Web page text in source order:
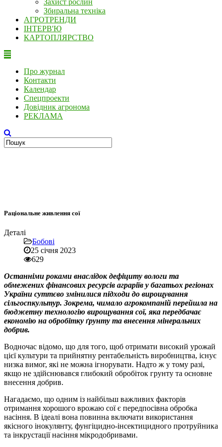
Захист рослин
Збиральна техніка
АГРОТРЕНДИ
ІНТЕРВ'Ю
КАРТОПЛЯРСТВО
Про журнал
Контакти
Календар
Спецпроекти
Довідник агронома
РЕКЛАМА
Раціональне живлення сої
Деталі
Бобові
25 січня 2023
629
Останніми роками внаслідок дефіциту вологи та
обмежених фінансових ресурсів аграріїв у багатьох регіонах
України суттєво змінилися підходи до вирощування
сільгоспкультур. Зокрема, чимало агрокомпаній перейшла на
бюджетну технологію вирощування сої, яка передбачає
економію на обробітку ґрунту та внесення мінеральних
добрив.
Водночас відомо, що для того, щоб отримати високий урожай
цієї культури та прийнятну рентабельність виробництва, існує
низка вимог, які не можна ігнорувати. Надто ж у тому разі,
якщо не здійснювався глибокий обробіток грунту та основне
внесення добрив.
Нагадаємо, що одним із найбільш важливих факторів
отримання хорошого врожаю сої є передпосівна обробка
насіння. В ідеалі вона повинна включати використання
якісного інокулянту, фунгіцидно-інсектицидного протруйника
та інкрустації насіння мікродобривами.